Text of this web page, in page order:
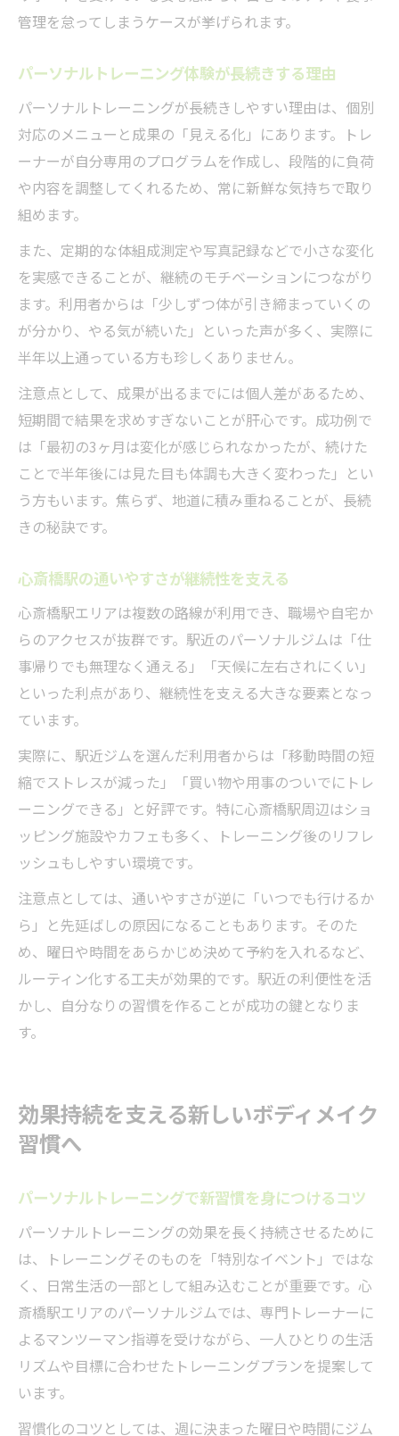
管理を怠ってしまうケースが挙げられます。
パーソナルトレーニング体験が長続きする理由
パーソナルトレーニングが長続きしやすい理由は、個別
対応のメニューと成果の「見える化」にあります。トレ
ーナーが自分専用のプログラムを作成し、段階的に負荷
や内容を調整してくれるため、常に新鮮な気持ちで取り
組めます。
また、定期的な体組成測定や写真記録などで小さな変化
を実感できることが、継続のモチベーションにつながり
ます。利用者からは「少しずつ体が引き締まっていくの
が分かり、やる気が続いた」といった声が多く、実際に
半年以上通っている方も珍しくありません。
注意点として、成果が出るまでには個人差があるため、
短期間で結果を求めすぎないことが肝心です。成功例で
は「最初の3ヶ月は変化が感じられなかったが、続けた
ことで半年後には見た目も体調も大きく変わった」とい
う方もいます。焦らず、地道に積み重ねることが、長続
きの秘訣です。
心斎橋駅の通いやすさが継続性を支える
心斎橋駅エリアは複数の路線が利用でき、職場や自宅か
らのアクセスが抜群です。駅近のパーソナルジムは「仕
事帰りでも無理なく通える」「天候に左右されにくい」
といった利点があり、継続性を支える大きな要素となっ
ています。
実際に、駅近ジムを選んだ利用者からは「移動時間の短
縮でストレスが減った」「買い物や用事のついでにトレ
ーニングできる」と好評です。特に心斎橋駅周辺はショ
ッピング施設やカフェも多く、トレーニング後のリフレ
ッシュもしやすい環境です。
注意点としては、通いやすさが逆に「いつでも行けるか
ら」と先延ばしの原因になることもあります。そのた
め、曜日や時間をあらかじめ決めて予約を入れるなど、
ルーティン化する工夫が効果的です。駅近の利便性を活
かし、自分なりの習慣を作ることが成功の鍵となりま
す。
効果持続を支える新しいボディメイク
習慣へ
パーソナルトレーニングで新習慣を身につけるコツ
パーソナルトレーニングの効果を長く持続させるために
は、トレーニングそのものを「特別なイベント」ではな
く、日常生活の一部として組み込むことが重要です。心
斎橋駅エリアのパーソナルジムでは、専門トレーナーに
よるマンツーマン指導を受けながら、一人ひとりの生活
リズムや目標に合わせたトレーニングプランを提案して
います。
習慣化のコツとしては、週に決まった曜日や時間にジム